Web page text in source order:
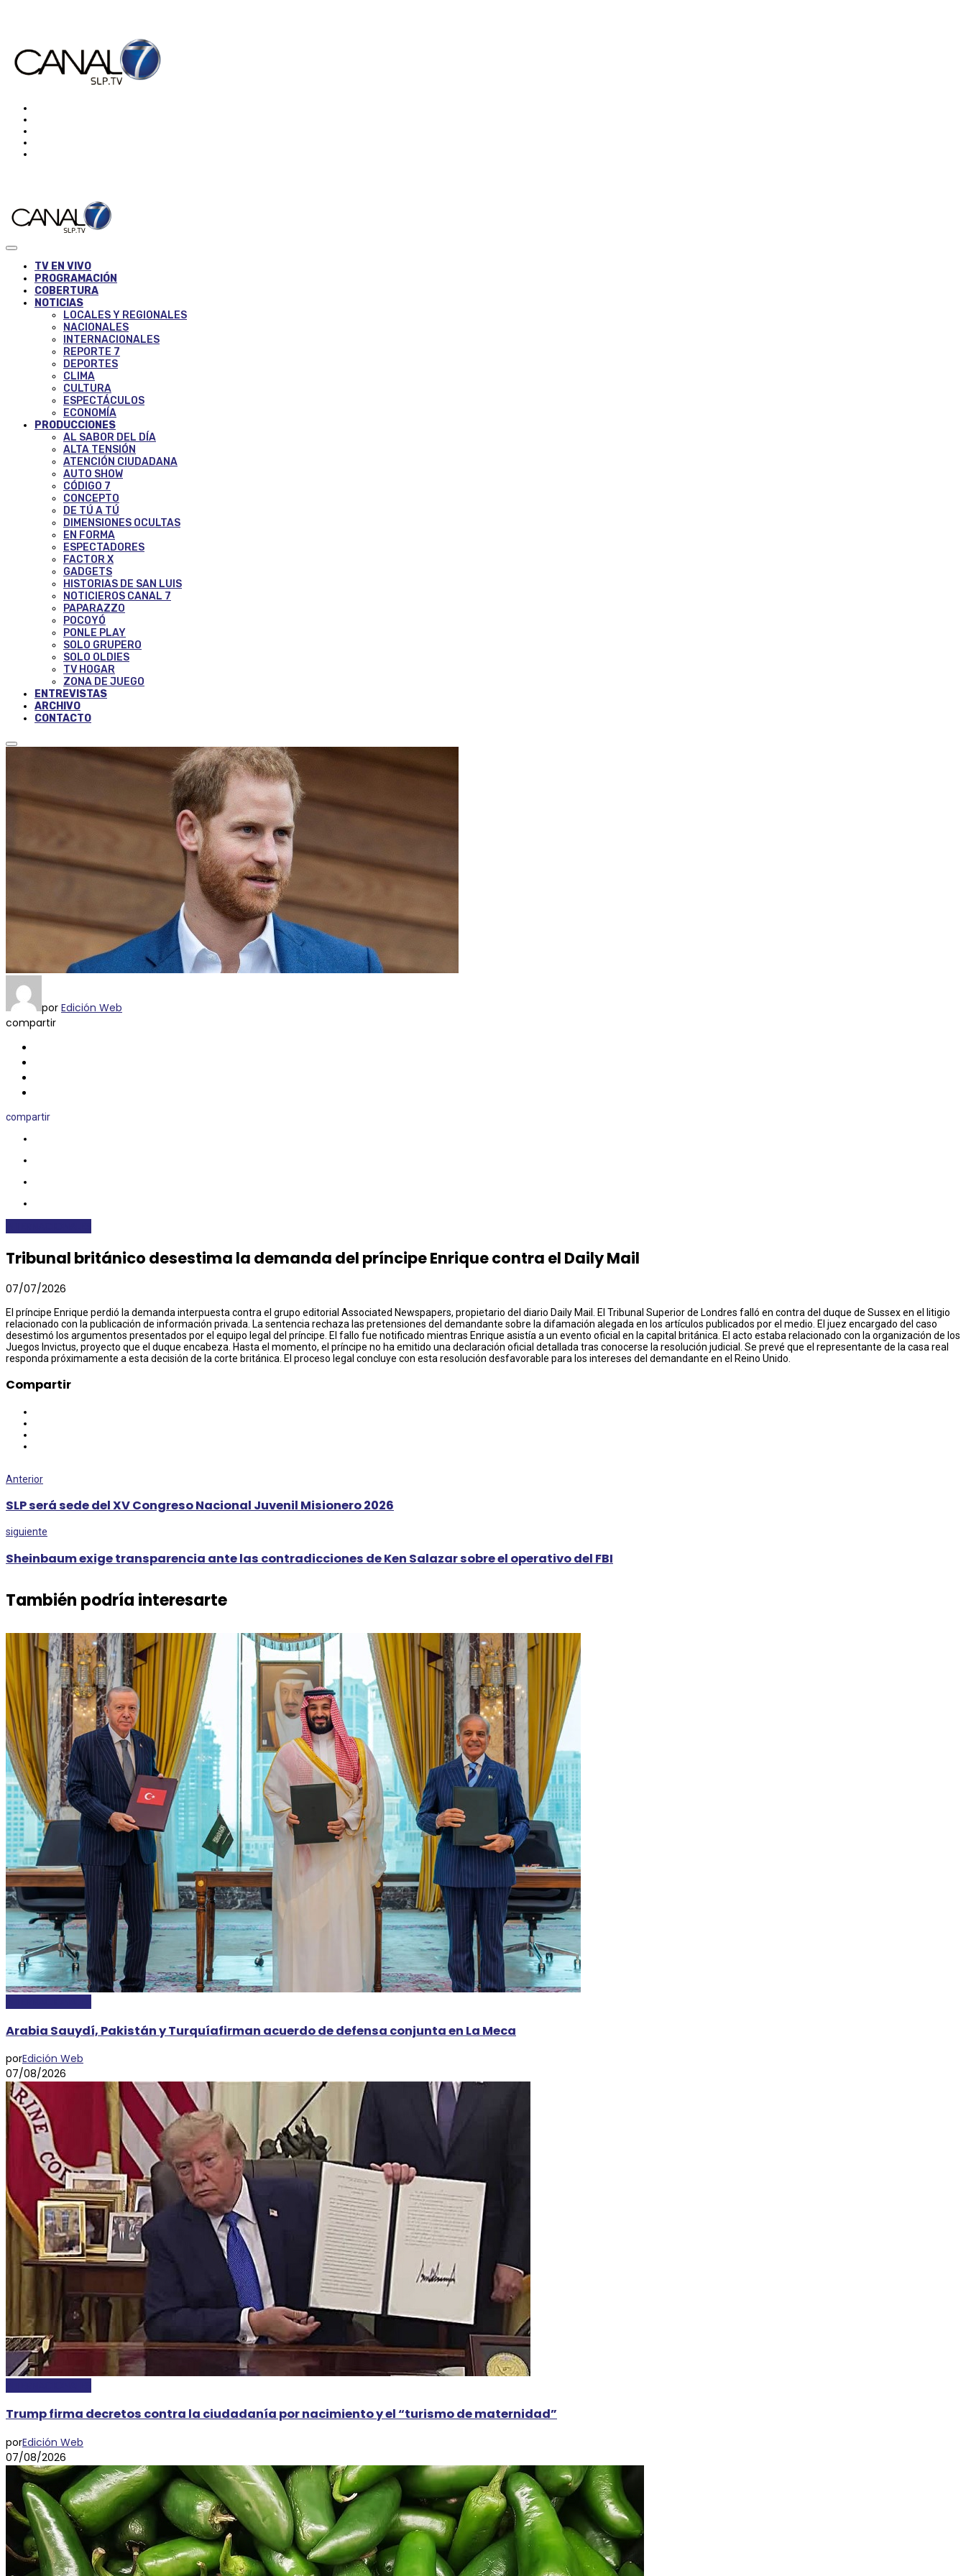
TV EN VIVO
PROGRAMACIÓN
COBERTURA
NOTICIAS
LOCALES Y REGIONALES
NACIONALES
INTERNACIONALES
REPORTE 7
DEPORTES
CLIMA
CULTURA
ESPECTÁCULOS
ECONOMÍA
PRODUCCIONES
AL SABOR DEL DÍA
ALTA TENSIÓN
ATENCIÓN CIUDADANA
AUTO SHOW
CÓDIGO 7
CONCEPTO
DE TÚ A TÚ
DIMENSIONES OCULTAS
EN FORMA
ESPECTADORES
FACTOR X
GADGETS
HISTORIAS DE SAN LUIS
NOTICIEROS CANAL 7
PAPARAZZO
POCOYÓ
PONLE PLAY
SOLO GRUPERO
SOLO OLDIES
TV HOGAR
ZONA DE JUEGO
ENTREVISTAS
ARCHIVO
CONTACTO
por Edición Web
compartir
compartir
Tribunal británico desestima la demanda del príncipe Enrique contra el Daily Mail
07/07/2026
El príncipe Enrique perdió la demanda interpuesta contra el grupo editorial Associated Newspapers, propietario del diario Daily Mail. El Tribunal Superior de Londres falló en contra del duque de Sussex en el litigio
relacionado con la publicación de información privada. La sentencia rechaza las pretensiones del demandante sobre la difamación alegada en los artículos publicados por el medio. El juez encargado del caso
desestimó los argumentos presentados por el equipo legal del príncipe. El fallo fue notificado mientras Enrique asistía a un evento oficial en la capital británica. El acto estaba relacionado con la organización de los
Juegos Invictus, proyecto que el duque encabeza. Hasta el momento, el príncipe no ha emitido una declaración oficial detallada tras conocerse la resolución judicial. Se prevé que el representante de la casa real
responda próximamente a esta decisión de la corte británica. El proceso legal concluye con esta resolución desfavorable para los intereses del demandante en el Reino Unido.
Compartir
Anterior
SLP será sede del XV Congreso Nacional Juvenil Misionero 2026
siguiente
Sheinbaum exige transparencia ante las contradicciones de Ken Salazar sobre el operativo del FBI
También podría interesarte
Arabia Sauydí, Pakistán y Turquíafirman acuerdo de defensa conjunta en La Meca
porEdición Web
07/08/2026
Trump firma decretos contra la ciudadanía por nacimiento y el “turismo de maternidad”
porEdición Web
07/08/2026